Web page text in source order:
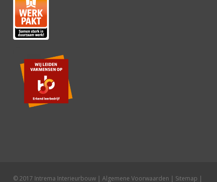
© 2017 Intrema Interieurbouw | Algemene Voorwaarden | Sitemap |